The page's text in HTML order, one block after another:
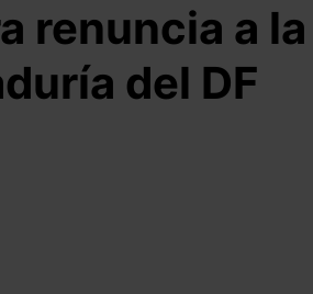
renuncia a la
del DF